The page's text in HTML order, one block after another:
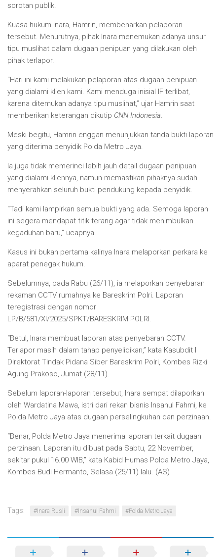
sorotan publik.
Kuasa hukum Inara, Hamrin, membenarkan pelaporan
tersebut. Menurutnya, pihak Inara menemukan adanya unsur
tipu muslihat dalam dugaan penipuan yang dilakukan oleh
pihak terlapor.
“Hari ini kami melakukan pelaporan atas dugaan penipuan
yang dialami klien kami. Kami menduga inisial IF terlibat,
karena ditemukan adanya tipu muslihat,” ujar Hamrin saat
memberikan keterangan dikutip CNN Indonesia.
Meski begitu, Hamrin enggan menunjukkan tanda bukti laporan
yang diterima penyidik Polda Metro Jaya.
Ia juga tidak memerinci lebih jauh detail dugaan penipuan
yang dialami kliennya, namun memastikan pihaknya sudah
menyerahkan seluruh bukti pendukung kepada penyidik.
“Tadi kami lampirkan semua bukti yang ada. Semoga laporan
ini segera mendapat titik terang agar tidak menimbulkan
kegaduhan baru,” ucapnya.
Kasus ini bukan pertama kalinya Inara melaporkan perkara ke
aparat penegak hukum.
Sebelumnya, pada Rabu (26/11), ia melaporkan penyebaran
rekaman CCTV rumahnya ke Bareskrim Polri. Laporan
teregistrasi dengan nomor
LP/B/581/XI/2025/SPKT/BARESKRIM POLRI.
“Betul, Inara membuat laporan atas penyebaran CCTV.
Terlapor masih dalam tahap penyelidikan,” kata Kasubdit I
Direktorat Tindak Pidana Siber Bareskrim Polri, Kombes Rizki
Agung Prakoso, Jumat (28/11).
Sebelum laporan-laporan tersebut, Inara sempat dilaporkan
oleh Wardatina Mawa, istri dari rekan bisnis Insanul Fahmi, ke
Polda Metro Jaya atas dugaan perselingkuhan dan perzinaan.
“Benar, Polda Metro Jaya menerima laporan terkait dugaan
perzinaan. Laporan itu dibuat pada Sabtu, 22 November,
sekitar pukul 16.00 WIB,” kata Kabid Humas Polda Metro Jaya,
Kombes Budi Hermanto, Selasa (25/11) lalu. (AS)
Tags: #Inara Rusli #Insanul Fahmi #Polda Metro Jaya